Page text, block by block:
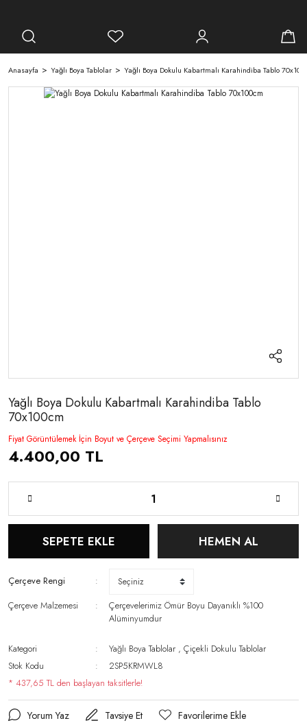
Anasayfa Yağlı Boya Tablolar Yağlı Boya Dokulu Kabartmalı Karahindiba Tablo
Yağlı Boya Dokulu Kabartmalı Karahindiba Tablo
70x100cm
Fiyat Görüntülemek İçin Boyut ve Çerçeve Seçimi Yapmalısınız
4.400,00 TL
SEPETE EKLE HEMEN AL
Çerçeve Rengi
Çerçeve Malzemesi
Çerçevelerimiz Ömür Boyu Dayanıklı %100
Alüminyumdur
Kategori Yağlı Boya Tablolar ,Çiçekli Dokulu Tablolar
Stok Kodu
2SP5KRMWL8
* 437,65 TL den başlayan taksitlerle!
Yorum Yaz
Tavsiye Et